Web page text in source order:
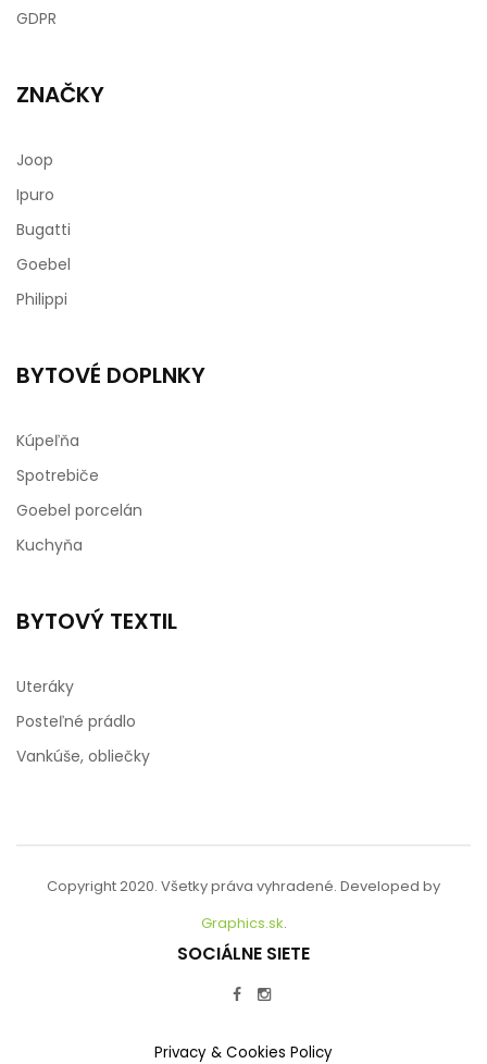
GDPR
ZNAČKY
Joop
Ipuro
Bugatti
Goebel
Philippi
BYTOVÉ DOPLNKY
Kúpeľňa
Spotrebiče
Goebel porcelán
Kuchyňa
BYTOVÝ TEXTIL
Uteráky
Posteľné prádlo
Vankúše, obliečky
Copyright 2020. Všetky práva vyhradené. Developed by
Graphics.sk.
SOCIÁLNE SIETE
Privacy & Cookies Policy